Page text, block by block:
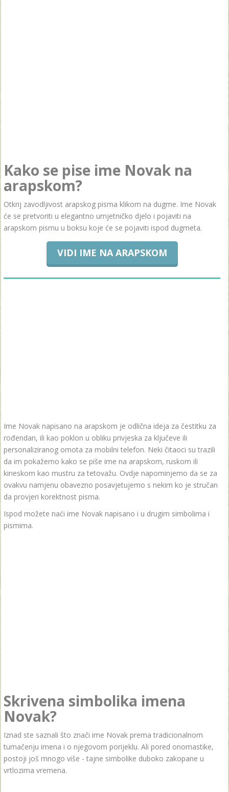
Kako se pise ime Novak na
arapskom?
Otkrij zavodljivost arapskog pisma klikom na dugme. Ime Novak
će se pretvoriti u elegantno umjetničko djelo i pojaviti na
arapskom pismu u boksu koje će se pojaviti ispod dugmeta.
VIDI IME NA ARAPSKOM
Ime Novak napisano na arapskom je odlična ideja za čestitku za
rođendan, ili kao poklon u obliku privjeska za ključeve ili
personaliziranog omota za mobilni telefon. Neki čitaoci su trazili
da im pokažemo kako se piše ime na arapskom, ruskom ili
kineskom kao mustru za tetovažu. Ovdje napominjemo da se za
ovakvu namjenu obavezno posavjetujemo s nekim ko je stručan
da provjeri korektnost pisma.
Ispod možete naći ime Novak napisano i u drugim simbolima i
pismima.
Skrivena simbolika imena
Novak?
Iznad ste saznali što znači ime Novak prema tradicionalnom
tumačenju imena i o njegovom porijeklu. Ali pored onomastike,
postoji još mnogo više - tajne simbolike duboko zakopane u
vrtlozima vremena.